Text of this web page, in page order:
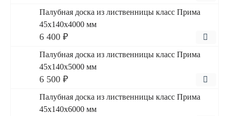
Палубная доска из лиственницы класс Прима
45x140x4000 мм
6 400 ₽
Палубная доска из лиственницы класс Прима
45x140x5000 мм
6 500 ₽
Палубная доска из лиственницы класс Прима
45x140x6000 мм